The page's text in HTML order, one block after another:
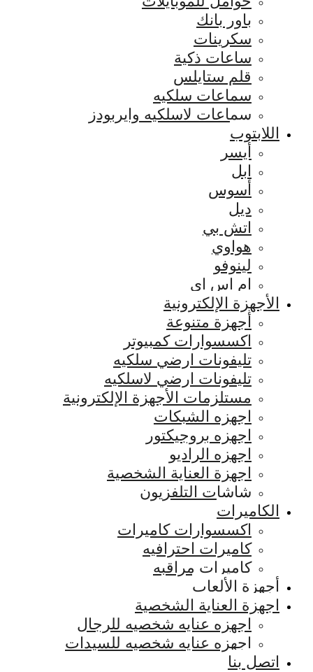
باور بانك
سكرينات
ساعات ذكية
قلم ستايلس
سماعات سلكيه
سماعات لاسلكيه وايربودز
اللابتوب
أيسر
ابل
أسوس
ديل
اتش بي
هواوي
لينوفو
ام اس اي
الأجهزة الإلكترونية
أجهزة متنوعة
اكسسوارات كمبيوتر
تليفونات ارضي سلكيه
تليفونات ارضي لاسلكيه
مستلزمات الأجهزة الإلكترونية
اجهزه الشبكات
اجهزه بروجيكتور
اجهزه الراديو
اجهزة العناية الشخصية
شاشات التلفزيون
الكاميرات
اكسسوارات كاميرات
كاميرات احترافيه
كاميرات مراقبه
أجهزة الألعاب
اجهزة العناية الشخصية
اجهزه عنايه شخصيه للرجال
اجهزه عنايه شخصيه للسيدات
اتصل بنا